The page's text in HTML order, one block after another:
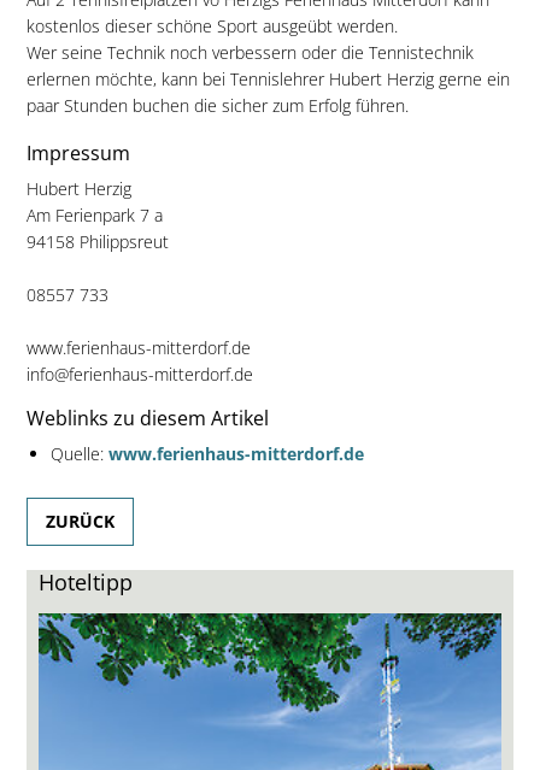
kostenlos dieser schöne Sport ausgeübt werden.
Wer seine Technik noch verbessern oder die Tennistechnik
erlernen möchte, kann bei Tennislehrer Hubert Herzig gerne ein
paar Stunden buchen die sicher zum Erfolg führen.
Impressum
Hubert Herzig
Am Ferienpark 7 a
94158 Philippsreut
08557 733
www.ferienhaus-mitterdorf.de
info@ferienhaus-mitterdorf.de
Weblinks zu diesem Artikel
Quelle: www.ferienhaus-mitterdorf.de
ZURÜCK
Hoteltipp